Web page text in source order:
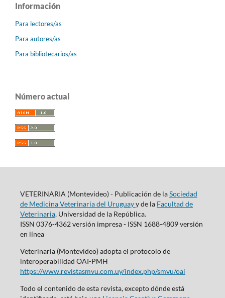
Información
Para lectores/as
Para autores/as
Para bibliotecarios/as
Número actual
VETERINARIA (Montevideo) - Publicación de laSociedad
de Medicina Veterinaria del Uruguayy de la Facultad de
Veterinaria, Universidad de la República.
ISSN 0376-4362 versión impresa - ISSN 1688-4809 versión
en línea
Veterinaria (Montevideo) adopta el protocolo de
interoperabilidad OAI-PMH
https://www.revistasmvu.com.uy/index.php/smvu/oai
Todo el contenido de esta revista, excepto dónde está